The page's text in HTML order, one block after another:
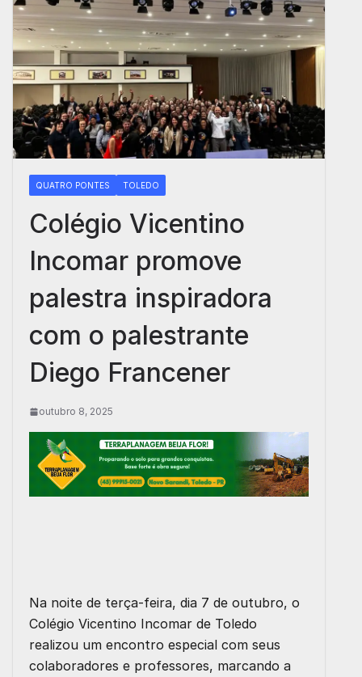
QUATRO PONTES TOLEDO
Colégio Vicentino
Incomar promove
palestra inspiradora
com o palestrante
Diego Francener
outubro 8, 2025
Na noite de terça-feira, dia 7 de outubro, o
Colégio Vicentino Incomar de Toledo
realizou um encontro especial com seus
colaboradores e professores, marcando a